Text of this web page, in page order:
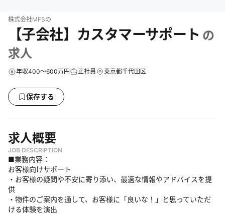
株式会社MFSの
【子会社】カスタマーサポート の
求人
年収400～600万円 正社員 東京都千代田区
保存する
求人概要
JOB DESCRIPTION
■業務内容：
お客様向けサポート
・お客様の疑問や不安に寄り添い、最適な情報やアドバイスを提
供
・物件のご案内を通して、お客様に「良いな！」と思っていただ
ける体験を演出